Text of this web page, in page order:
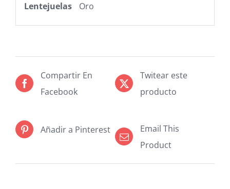
Lentejuelas
Oro
Compartir En
Facebook
Twitear este
producto
Añadir a Pinterest
Email This
Product